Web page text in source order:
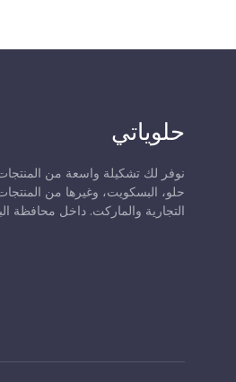
حلوياتي
نوفر لك تشكيلة واسعة من
حلو، البسكويت، وغيرها من
التجارية والماركت. داخل محافظة